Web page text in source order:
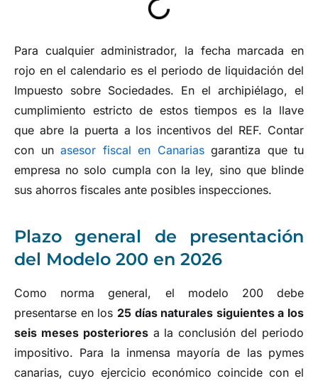
Para cualquier administrador, la fecha marcada en
rojo en el calendario es el periodo de liquidación del
Impuesto sobre Sociedades. En el archipiélago, el
cumplimiento estricto de estos tiempos es la llave
que abre la puerta a los incentivos del REF. Contar
con un asesor fiscal en Canariasgarantiza que tu
empresa no solo cumpla con la ley, sino que blinde
sus ahorros fiscales ante posibles inspecciones.
Plazo general de presentación
del Modelo 200 en 2026
Como norma general, el modelo 200 debe
presentarse en los 25 días naturales siguientes a los
seis meses posterioresa la conclusión del periodo
impositivo. Para la inmensa mayoría de las pymes
canarias, cuyo ejercicio económico coincide con el